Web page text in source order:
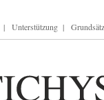
Unterstützung